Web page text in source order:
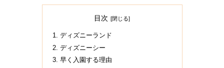
目次
ディズニーランド
ディズニーシー
早く入園する理由